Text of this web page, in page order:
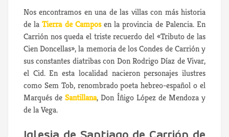
Nos encontramos en una de las villas con más historia
de laTierra de Camposen la provincia de Palencia. En
Carrión nos queda el triste recuerdo del «Tributo de las
Cien Doncellas», la memoria de los Condes de Carrión y
sus constantes diatribas con Don Rodrigo Díaz de Vivar,
el Cid. En esta localidad nacieron personajes ilustres
como Sem Tob, renombrado poeta hebreo-español o el
Marqués deSantillana, Don Íñigo López de Mendoza y
de la Vega.